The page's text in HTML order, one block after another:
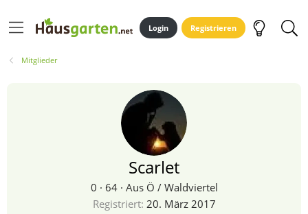
Login Registrieren
Mitglieder
Scarlet
0 · 64 · Aus Ö / Waldviertel
Registriert 20. März 2017